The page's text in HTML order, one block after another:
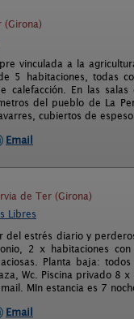
(Girona)
vinculada a la
5 habitaciones, todas
En las
del pueblo de La
cubiertos de
Email
de Ter (Girona)
Libres
del estrés diario y
2 x habitaciones
Planta baja:
Wc. Piscina privado 8
MIn estancia es 7
Email